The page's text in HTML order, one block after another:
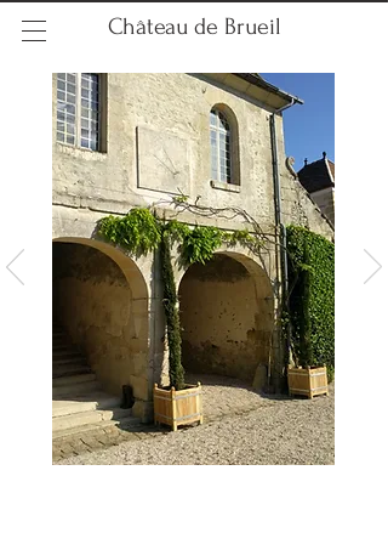
Château de Brueil